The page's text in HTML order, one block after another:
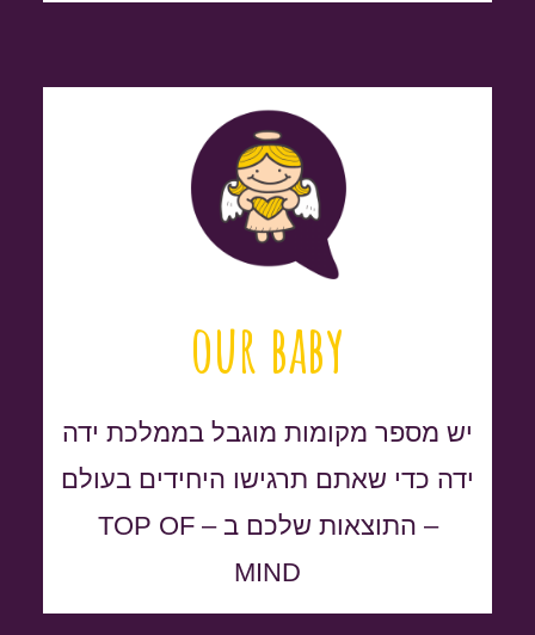
our baby
יש מספר מקומות מוגבל בממלכת ידה
ידה כדי שאתם תרגישו היחידים בעולם
– התוצאות שלכם ב – TOP OF
MIND